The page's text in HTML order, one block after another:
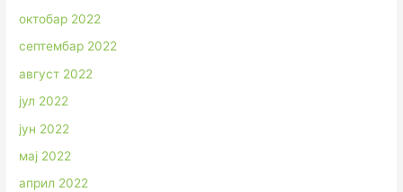
октобар 2022
септембар 2022
август 2022
јул 2022
јун 2022
мај 2022
април 2022